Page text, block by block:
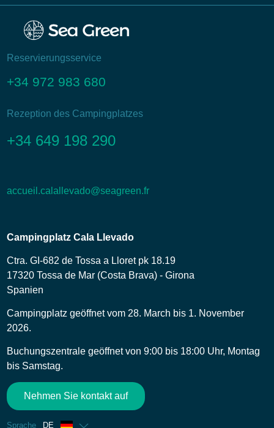
Reservierungsservice
+34 972 983 680
Rezeption des Campingplatzes
+34 649 198 290
accueil.calallevado@seagreen.fr
Campingplatz Cala Llevado
Ctra. GI-682 de Tossa a Lloret pk 18.19
17320 Tossa de Mar (Costa Brava) - Girona
Spanien
Campingplatz geöffnet vom 28. March bis 1. November
2026.
Buchungszentrale geöffnet von 9:00 bis 18:00 Uhr, Montag
bis Samstag.
Nehmen Sie kontakt auf
Sprache DE